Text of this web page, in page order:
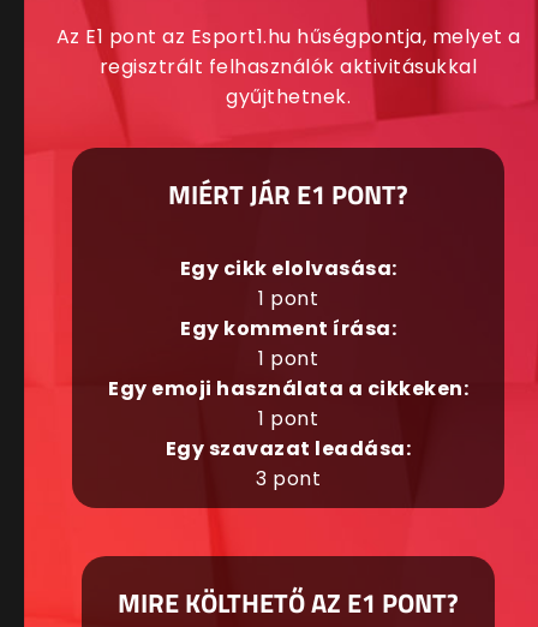
Az E1 pont az Esport1.hu hűségpontja, melyet a
regisztrált felhasználók aktivitásukkal
gyűjthetnek.
MIÉRT JÁR E1 PONT?
Egy cikk elolvasása:
1 pont
Egy komment írása:
1 pont
Egy emoji használata a cikkeken:
1 pont
Egy szavazat leadása:
3 pont
MIRE KÖLTHETŐ AZ E1 PONT?